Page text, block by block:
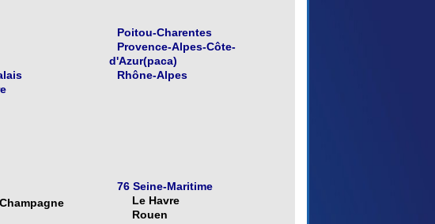
Poitou-Charentes
Provence-Alpes-Côte-
d'Azur(paca)
Rhône-Alpes
76 Seine-Maritime
Le Havre
Rouen